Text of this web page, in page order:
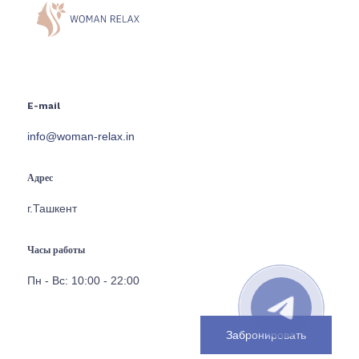
E-mail
info@woman-relax.in
Адрес
г.Ташкент
Часы работы
Пн - Вс: 10:00 - 22:00
Забронировать